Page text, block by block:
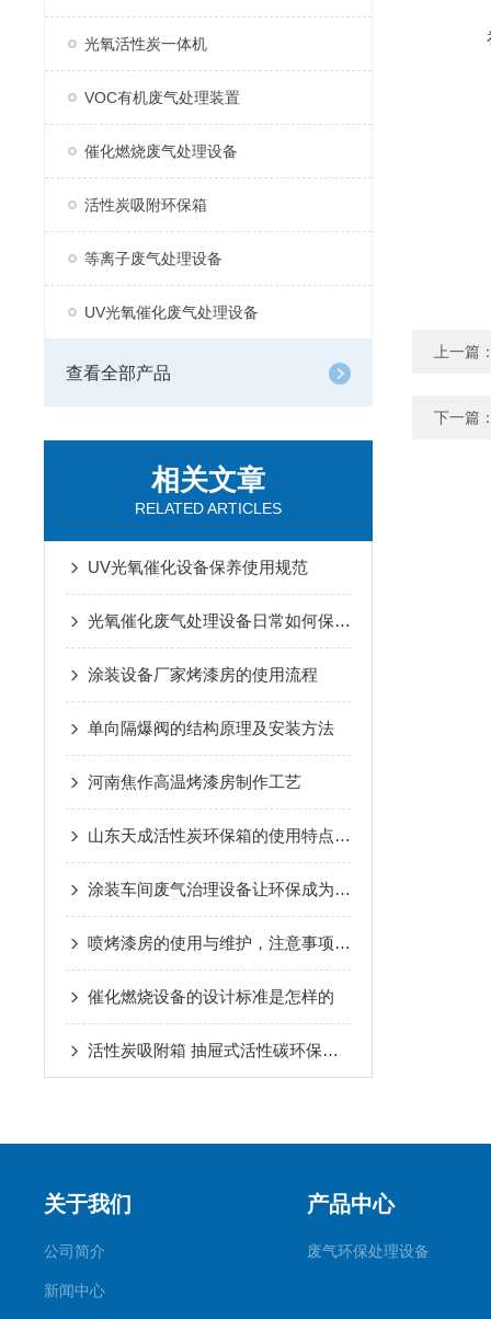
光氧活性炭一体机
VOC有机废气处理装置
催化燃烧废气处理设备
活性炭吸附环保箱
等离子废气处理设备
UV光氧催化废气处理设备
查看全部产品
相关文章
RELATED ARTICLES
UV光氧催化设备保养使用规范
光氧催化废气处理设备日常如何保养？
涂装设备厂家烤漆房的使用流程
单向隔爆阀的结构原理及安装方法
河南焦作高温烤漆房制作工艺
山东天成活性炭环保箱的使用特点介绍
涂装车间废气治理设备让环保成为生产的“必修课”
喷烤漆房的使用与维护，注意事项有哪些？
催化燃烧设备的设计标准是怎样的
活性炭吸附箱 抽屉式活性碳环保箱功能特点
上一篇
下一篇
关于我们
公司简介
新闻中心
产品中心
废气环保处理设备